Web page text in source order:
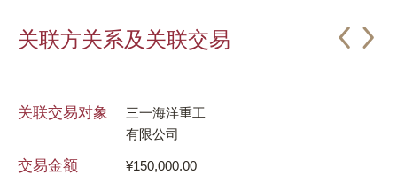
关联方关系及关联交易
关联交易对象
三一海洋重工
有限公司
交易金额 ¥150,000.00